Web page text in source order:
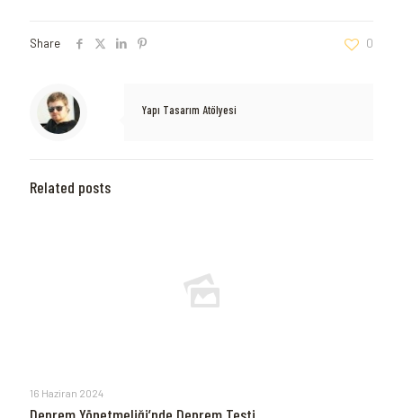
Share 0
Yapı Tasarım Atölyesi
Related posts
16 Haziran 2024